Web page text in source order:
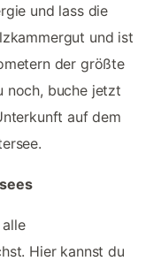
und lass die
und ist
der größte
noch, buche jetzt
auf dem
Hier kannst du